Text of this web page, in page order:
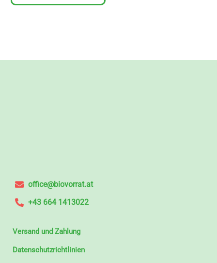
office@biovorrat.at
+43 664 1413022
Versand und Zahlung
Datenschutzrichtlinien